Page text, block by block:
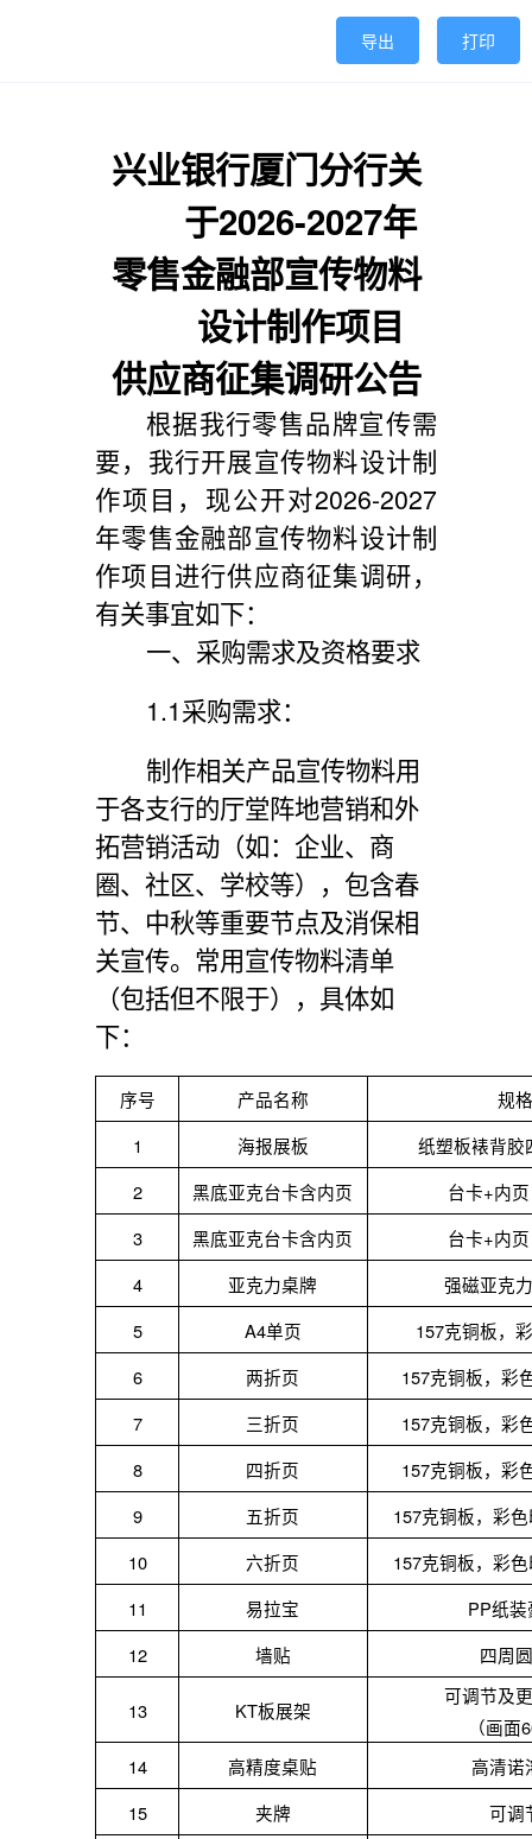
导出 打印
兴业银行厦门分行关
于2026-2027年
零售金融部宣传物料
设计制作项目
供应商征集调研公告
根据我行零售品牌宣传需
要，我行开展宣传物料设计制
作项目 ，现公开对2026-2027
年零售金融部宣传物料设计制
作项目进行供应商征集调研，
有关事宜如下：
一、 采购需求及资格要求
1.1采购需求：
制作相关产品宣传物料用
于各支行的厅堂阵地营销和外
拓营销活动（如：企业、 商
圈、社区、学校等）， 包含春
节、中秋等重要节点及消保相
关宣传。常用宣传物料清单
（包括但不限于），具体如
下：
序号 产品名称
规
1
海报展板
纸塑板裱背胶
2
黑底亚克台卡含内页 台卡+内
3
黑底亚克台卡含内页 台卡+内
4
亚克力桌牌
强磁亚克
5
A4单页
157克铜板，
6
两折页
157克铜板，彩
7
三折页
157克铜板，彩
8
四折页
157克铜板，彩
9
五折页
157克铜板，彩
10
六折页
157克铜板，彩
11
易拉宝
PP纸
12
墙贴 四周
13 KT板展架
可调节及
（画面
14
高精度桌贴
高清诺
15
夹牌 可调